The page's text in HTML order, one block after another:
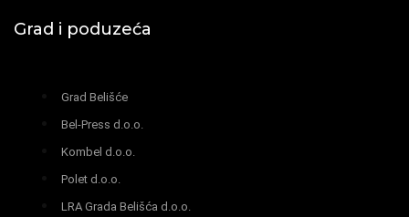
Grad i poduzeća
Grad Belišće
Bel-Press d.o.o.
Kombel d.o.o.
Polet d.o.o.
LRA Grada Belišća d.o.o.